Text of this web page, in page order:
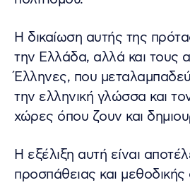
Η δικαίωση αυτής της
την Ελλάδα, αλλά και τους
Έλληνες, που
την ελληνική γλώσσα και
χώρες όπου ζουν και
Η εξέλιξη αυτή είναι
προσπάθειας και